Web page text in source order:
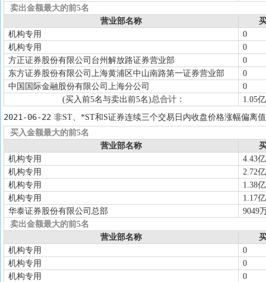
卖出金额最大的前5名
营业部名称
机构专用
0
机构专用
0
方正证券股份有限公司台州解放路证券营业部
0
东方证券股份有限公司上海黄浦区中山南路第一证券营业部
0
中国国际金融股份有限公司上海分公司
0
(买入前5名与卖出前5名)总合计： 1.05亿
2021-06-22 非ST、*ST和S证券连续三个交易日内收盘价格涨幅偏离
买入金额最大的前5名
营业部名称
机构专用
4.43亿
机构专用
2.72亿
机构专用
1.38亿
机构专用
1.17亿
华泰证券股份有限公司总部
9049
卖出金额最大的前5名
营业部名称
机构专用
0
机构专用
0
机构专用
0